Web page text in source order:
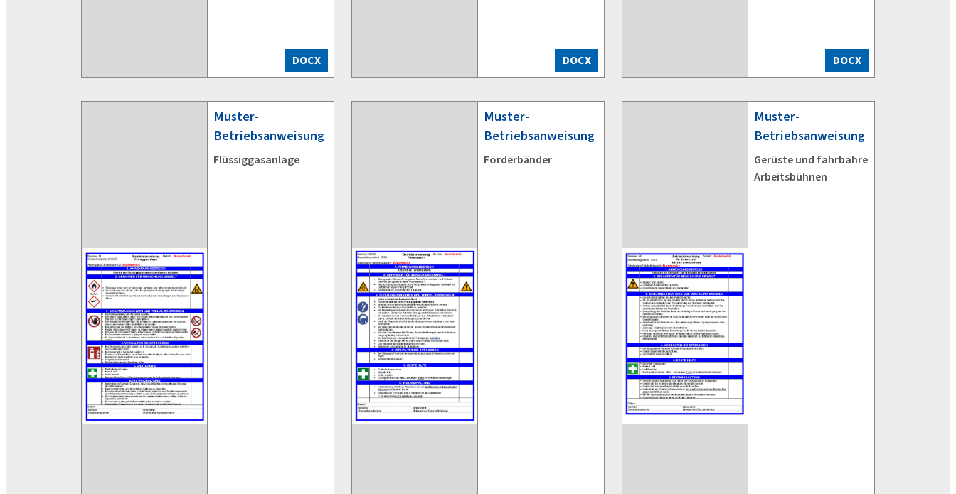
DOCX DOCX DOCX
Muster-
Betriebsanweisung
Flüssiggasanlage
Muster-
Betriebsanweisung
Förderbänder
Muster-
Betriebsanweisung
Gerüste und fahrbahre
Arbeitsbühnen